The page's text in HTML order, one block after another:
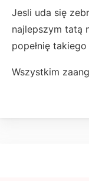
Jesli uda się
najlepszym tatą
popełnię takiego
Wszystkim